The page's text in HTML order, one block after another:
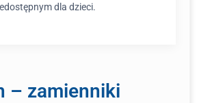
dla dzieci.
– zamienniki